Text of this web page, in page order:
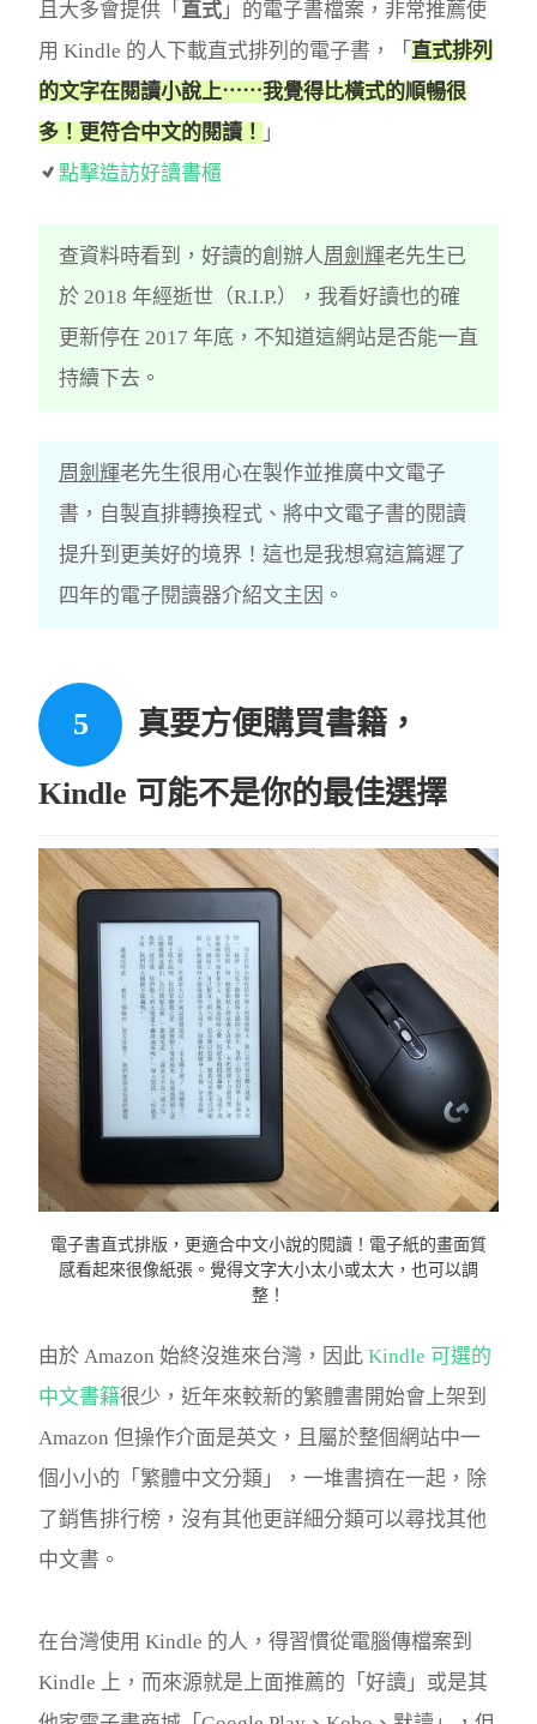
且大多會提供「 直式 」的電子書檔案，非常推薦使
用 Kindle 的人下載直式排列的電子書，「 直式排列
的文字在閱讀小說上⋯⋯我覺得比橫式的順暢很
多！更符合中文的閱讀！ 」
點擊造訪好讀書櫃
查資料時看到，好讀的創辦人周劍輝老先生已
於 2018 年經逝世（R.I.P.），我看好讀也的確
更新停在 2017 年底，不知道這網站是否能一直
持續下去。
周劍輝老先生很用心在製作並推廣中文電子
書，自製直排轉換程式、將中文電子書的閱讀
提升到更美好的境界！這也是我想寫這篇遲了
四年的電子閱讀器介紹文主因。
真要方便購買書籍，
Kindle 可能不是你的最佳選擇
電子書直式排版，更適合中文小說的閱讀！電子紙的畫面質
感看起來很像紙張。覺得文字大小太小或太大，也可以調
整！
由於 Amazon 始終沒進來台灣，因此 Kindle 可選的
中文書籍很少，近年來較新的繁體書開始會上架到
Amazon 但操作介面是英文，且屬於整個網站中一
個小小的「繁體中文分類」，一堆書擠在一起，除
了銷售排行榜，沒有其他更詳細分類可以尋找其他
中文書。
在台灣使用 Kindle 的人，得習慣從電腦傳檔案到
Kindle 上，而來源就是上面推薦的「好讀」或是其